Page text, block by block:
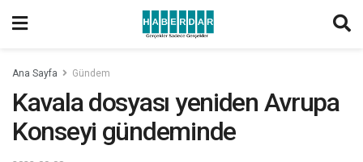
Ana Sayfa Gündem
Kavala dosyası yeniden Avrupa
Konseyi gündeminde